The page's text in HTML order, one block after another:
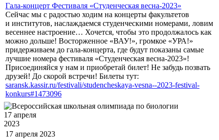
Гала-концерт Фестиваля «Студенческая весна-2023»
Сейчас мы с радостью ходим на концерты факультетов
и институтов, наслаждаемся студенческими номерами, ловим
весеннее настроение… Хочется, чтобы это продолжалось как
можно дольше! Восторженное «ВАУ!», громкое «УРА!»
придерживаем до гала-концерта, где будут показаны самые
лучшие номера фестиваля «Студенческая весна-2023»!
Присоединяйся у нам и приобретай билет! Не забудь позвать
друзей! До скорой встречи! Билеты тут:
saransk.kassir.ru/festivali/studencheskaya-vesna--2023-festival-
konkurs#1473096
17 апреля
2023
17 апреля 2023